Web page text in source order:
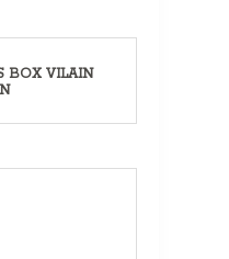
BOX VILAIN